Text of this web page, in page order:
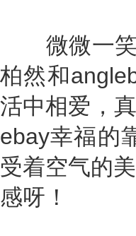
微微一笑
柏然和
活中相爱，
ebay幸福的
受着空气的
感呀！